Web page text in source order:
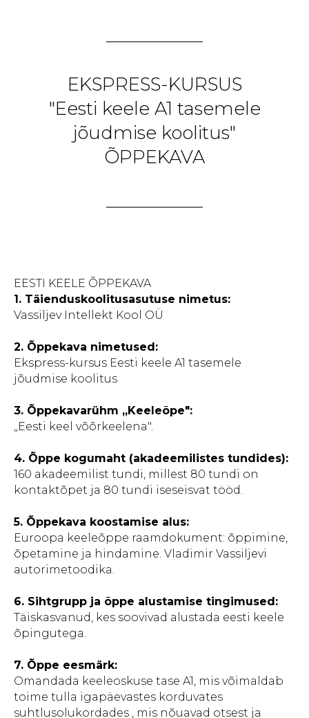
EKSPRESS-KURSUS
"Eesti keele A1 tasemele
jõudmise koolitus"
ÕPPEKAVA
EESTI KEELE ÕPPEKAVA
1. Täienduskoolitusasutuse nimetus:
Vassiljev Intellekt Kool OÜ
2. Õppekava nimetused:
Ekspress-kursus Eesti keele A1 tasemele
jõudmise koolitus
3. Õppekavarühm „Keeleõpe":
„Eesti keel võõrkeelena".
4. Õppe kogumaht (akadeemilistes tundides):
160 akadeemilist tundi, millest 80 tundi on
kontaktõpet ja 80 tundi iseseisvat tööd.
5. Õppekava koostamise alus:
Euroopa keeleõppe raamdokument: õppimine,
õpetamine ja hindamine. Vladimir Vassiljevi
autorimetoodika.
6. Sihtgrupp ja õppe alustamise tingimused:
Täiskasvanud, kes soovivad alustada eesti keele
õpingutega.
7. Õppe eesmärk:
Omandada keeleoskuse tase A1, mis võimaldab
toime tulla igapäevastes korduvates
suhtlusolukordades , mis nõuavad otsest ja